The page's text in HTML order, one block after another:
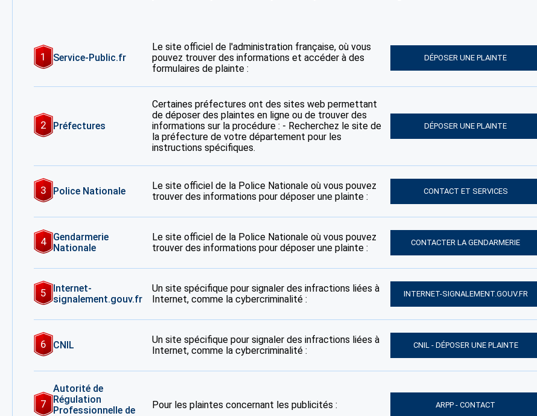
1 Service-Public.fr
Le site officiel de l'administration française, où vous
pouvez trouver des informations et accéder à des
formulaires de plainte :
DÉPOSER UNE PLAINTE
2 Préfectures
Certaines préfectures ont des sites web permettant
de déposer des plaintes en ligne ou de trouver des
informations sur la procédure : - Recherchez le site de
la préfecture de votre département pour les
instructions spécifiques.
DÉPOSER UNE PLAINTE
3 Police Nationale
Le site officiel de la Police Nationale où vous pouvez
trouver des informations pour déposer une plainte :
CONTACT ET SERVICES
4
Gendarmerie
Nationale
Le site officiel de la Police Nationale où vous pouvez
trouver des informations pour déposer une plainte :
CONTACTER LA GENDARMERIE
5
Internet-
signalement.gouv.fr
Un site spécifique pour signaler des infractions liées à
Internet, comme la cybercriminalité :
INTERNET-SIGNALEMENT.GOUV.FR
6 CNIL
Un site spécifique pour signaler des infractions liées à
Internet, comme la cybercriminalité :
CNIL - DÉPOSER UNE PLAINTE
7
Autorité de
Régulation
Professionnelle de
Pour les plaintes concernant les publicités : ARPP - CONTACT